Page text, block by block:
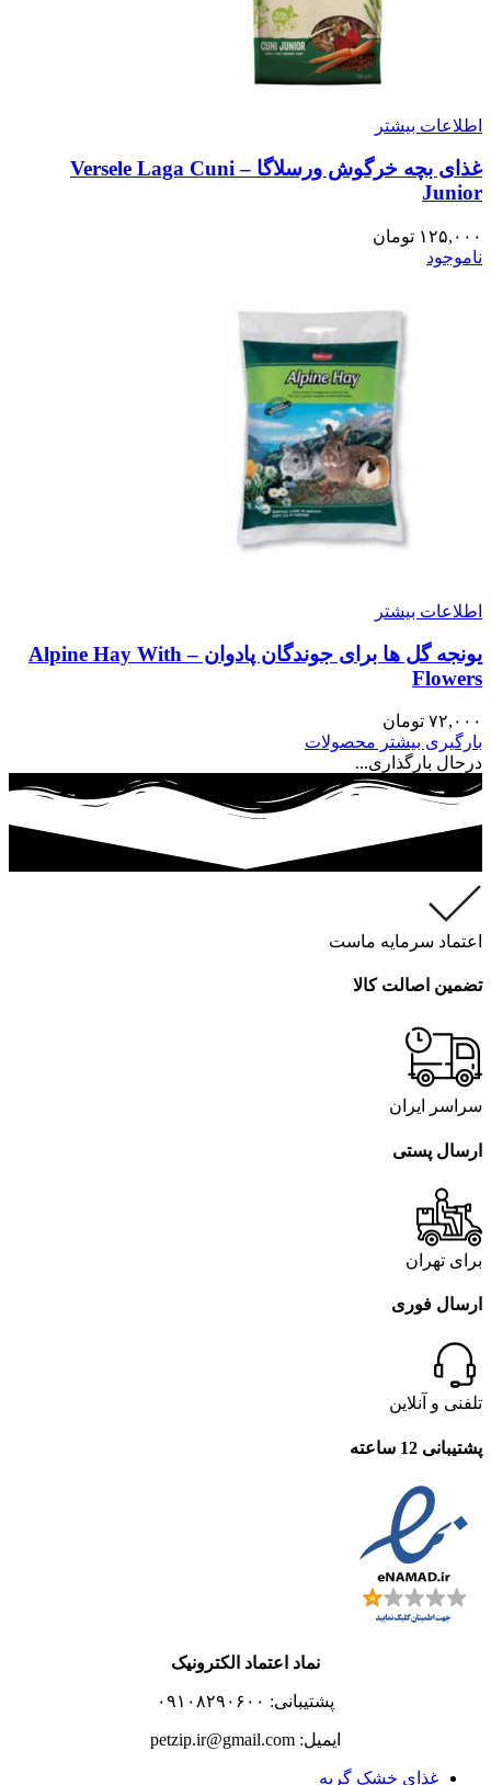
اطلاعات بیشتر
غذای بچه خرگوش ورسلاگا – Versele Laga Cuni
Junior
۱۲۵,۰۰۰ تومان
ناموجود
اطلاعات بیشتر
یونجه گل ها برای جوندگان پادوان – Alpine Hay With
Flowers
۷۲,۰۰۰ تومان
بارگیری بیشتر محصولات
درحال بارگذاری...
اعتماد سرمایه ماست
تضمین اصالت کالا
سراسر ایران
ارسال پستی
برای تهران
ارسال فوری
تلفنی و آنلاین
پشتیبانی 12 ساعته
نماد اعتماد الکترونیک
پشتیبانی: ۰۹۱۰۸۲۹۰۶۰۰
ایمیل: petzip.ir@gmail.com
غذای خشک گربه